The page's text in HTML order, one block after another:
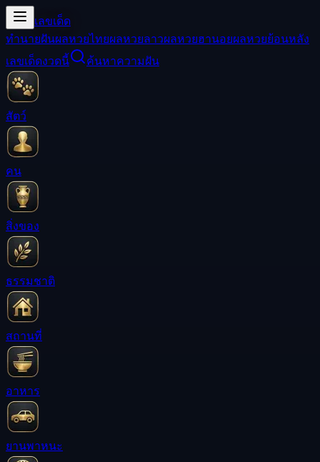
เลขเด็ด
ทำนายฝันผลหวยไทยผลหวยลาวผลหวยฮานอยผลหวยย้อนหลัง
เลขเด็ดงวดนี้
ค้นหาความฝัน
สัตว์
คน
สิ่งของ
ธรรมชาติ
สถานที่
อาหาร
ยานพาหนะ